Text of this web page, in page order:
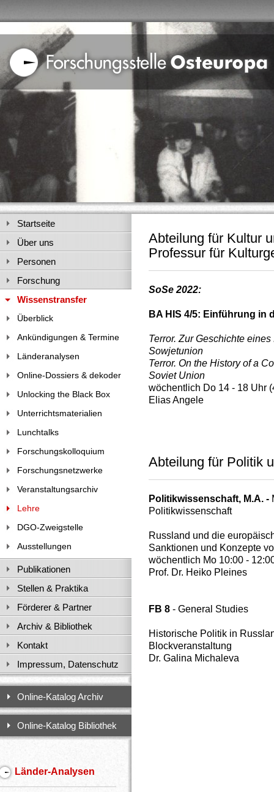
Abteilung für Kultur
Professur für
SoSe 2022:
BA HIS 4/5: Einführung in
Terror. Zur Geschichte
Sowjetunion
Terror. On the History of a
Soviet Union
wöchentlich Do 14 - 18 Uhr
Elias Angele
Abteilung für Politik
Politikwissenschaft, M.A. -
Politikwissenschaft
Russland und die
Sanktionen und Konzepte
wöchentlich Mo 10:00 -
Prof. Dr. Heiko Pleines
FB 8 - General Studies
Historische Politik in
Blockveranstaltung
Dr. Galina Michaleva
Startseite
Über uns
Personen
Forschung
Wissenstransfer
Überblick
Ankündigungen & Termine
Länderanalysen
Online-Dossiers & dekoder
Unlocking the Black Box
Unterrichtsmaterialien
Lunchtalks
Forschungskolloquium
Forschungsnetzwerke
Veranstaltungsarchiv
Lehre
DGO-Zweigstelle
Ausstellungen
Publikationen
Stellen & Praktika
Förderer & Partner
Archiv & Bibliothek
Kontakt
Impressum, Datenschutz
Online-Katalog Archiv
Online-Katalog Bibliothek
Länder-Analysen